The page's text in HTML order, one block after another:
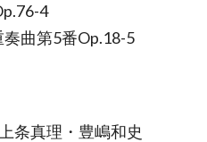
4
曲第5番Op.18-5
条真理・豊嶋和史